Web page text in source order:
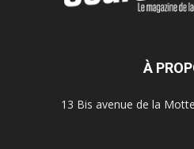
À
13 Bis avenue de la